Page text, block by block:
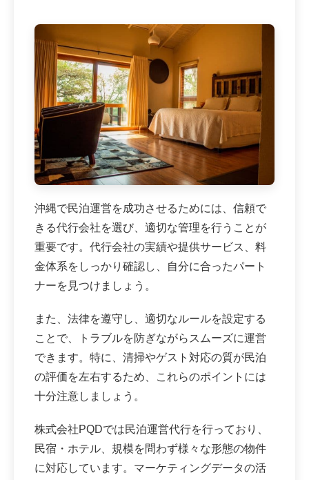
沖縄で民泊運営を成功させるためには、信頼で
きる代行会社を選び、適切な管理を行うことが
重要です。代行会社の実績や提供サービス、料
金体系をしっかり確認し、自分に合ったパート
ナーを見つけましょう。
また、法律を遵守し、適切なルールを設定する
ことで、トラブルを防ぎながらスムーズに運営
できます。特に、清掃やゲスト対応の質が民泊
の評価を左右するため、これらのポイントには
十分注意しましょう。
株式会社PQDでは民泊運営代行を行っており、
民宿・ホテル、規模を問わず様々な形態の物件
に対応しています。マーケティングデータの活